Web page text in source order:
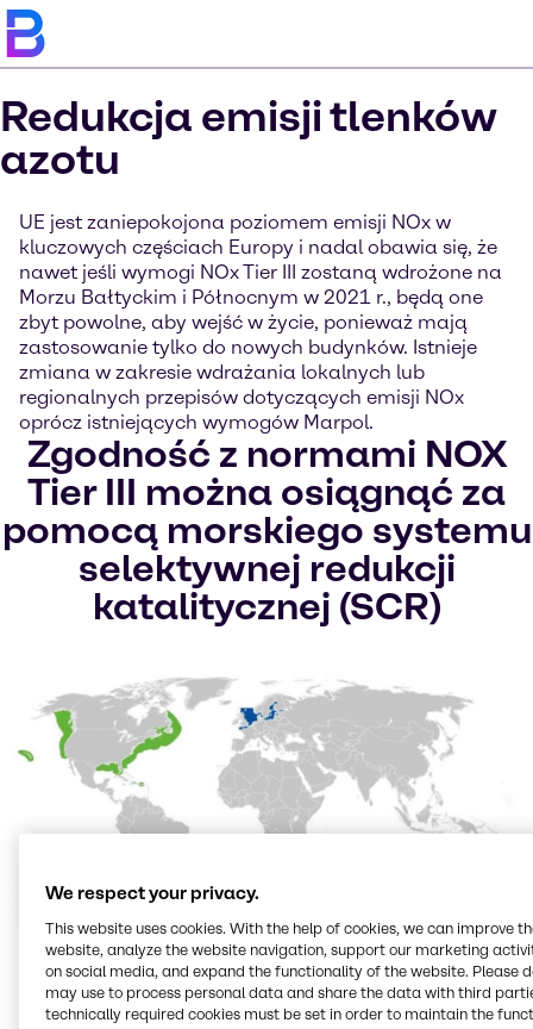
Redukcja emisji tlenków
azotu
UE jest zaniepokojona poziomem emisji NOx w
kluczowych częściach Europy i nadal obawia się, że
nawet jeśli wymogi NOx Tier III zostaną wdrożone na
Morzu Bałtyckim i Północnym w 2021 r., będą one
zbyt powolne, aby wejść w życie, ponieważ mają
zastosowanie tylko do nowych budynków. Istnieje
zmiana w zakresie wdrażania lokalnych lub
regionalnych przepisów dotyczących emisji NOx
oprócz istniejących wymogów Marpol.
Zgodność z normami NOX
Tier III można osiągnąć za
pomocą morskiego systemu
selektywnej redukcji
katalitycznej (SCR)
Morski SCR (selektywna redukcja
katalityczna)
Selektywna redukcja katalityczna to prosty i tani
We respect your privacy.
This website uses cookies. With the help of cookies, we can improve
website, analyze the website navigation, support our marketing
on social media, and expand the functionality of the website. Please
may use to process personal data and share the data with third
technically required cookies must be set in order to maintain the